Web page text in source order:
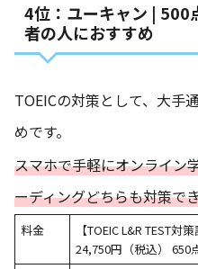
4位：ユーキャン | 500
者の人におすすめ
TOEICの対策として、大手
めです。
スマホで手軽にオンライン
ーディングどちらも対策で
料金
【TOEIC L&R TEST対
24,750円（税込） 650